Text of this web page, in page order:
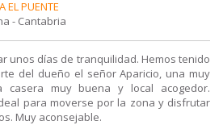
EL PUENTE
- Cantabria
unos días de tranquilidad. Hemos tenido
del dueño el señor Aparicio, una muy
casera muy buena y local acogedor.
para moverse por la zona y disfrutar
Muy aconsejable.